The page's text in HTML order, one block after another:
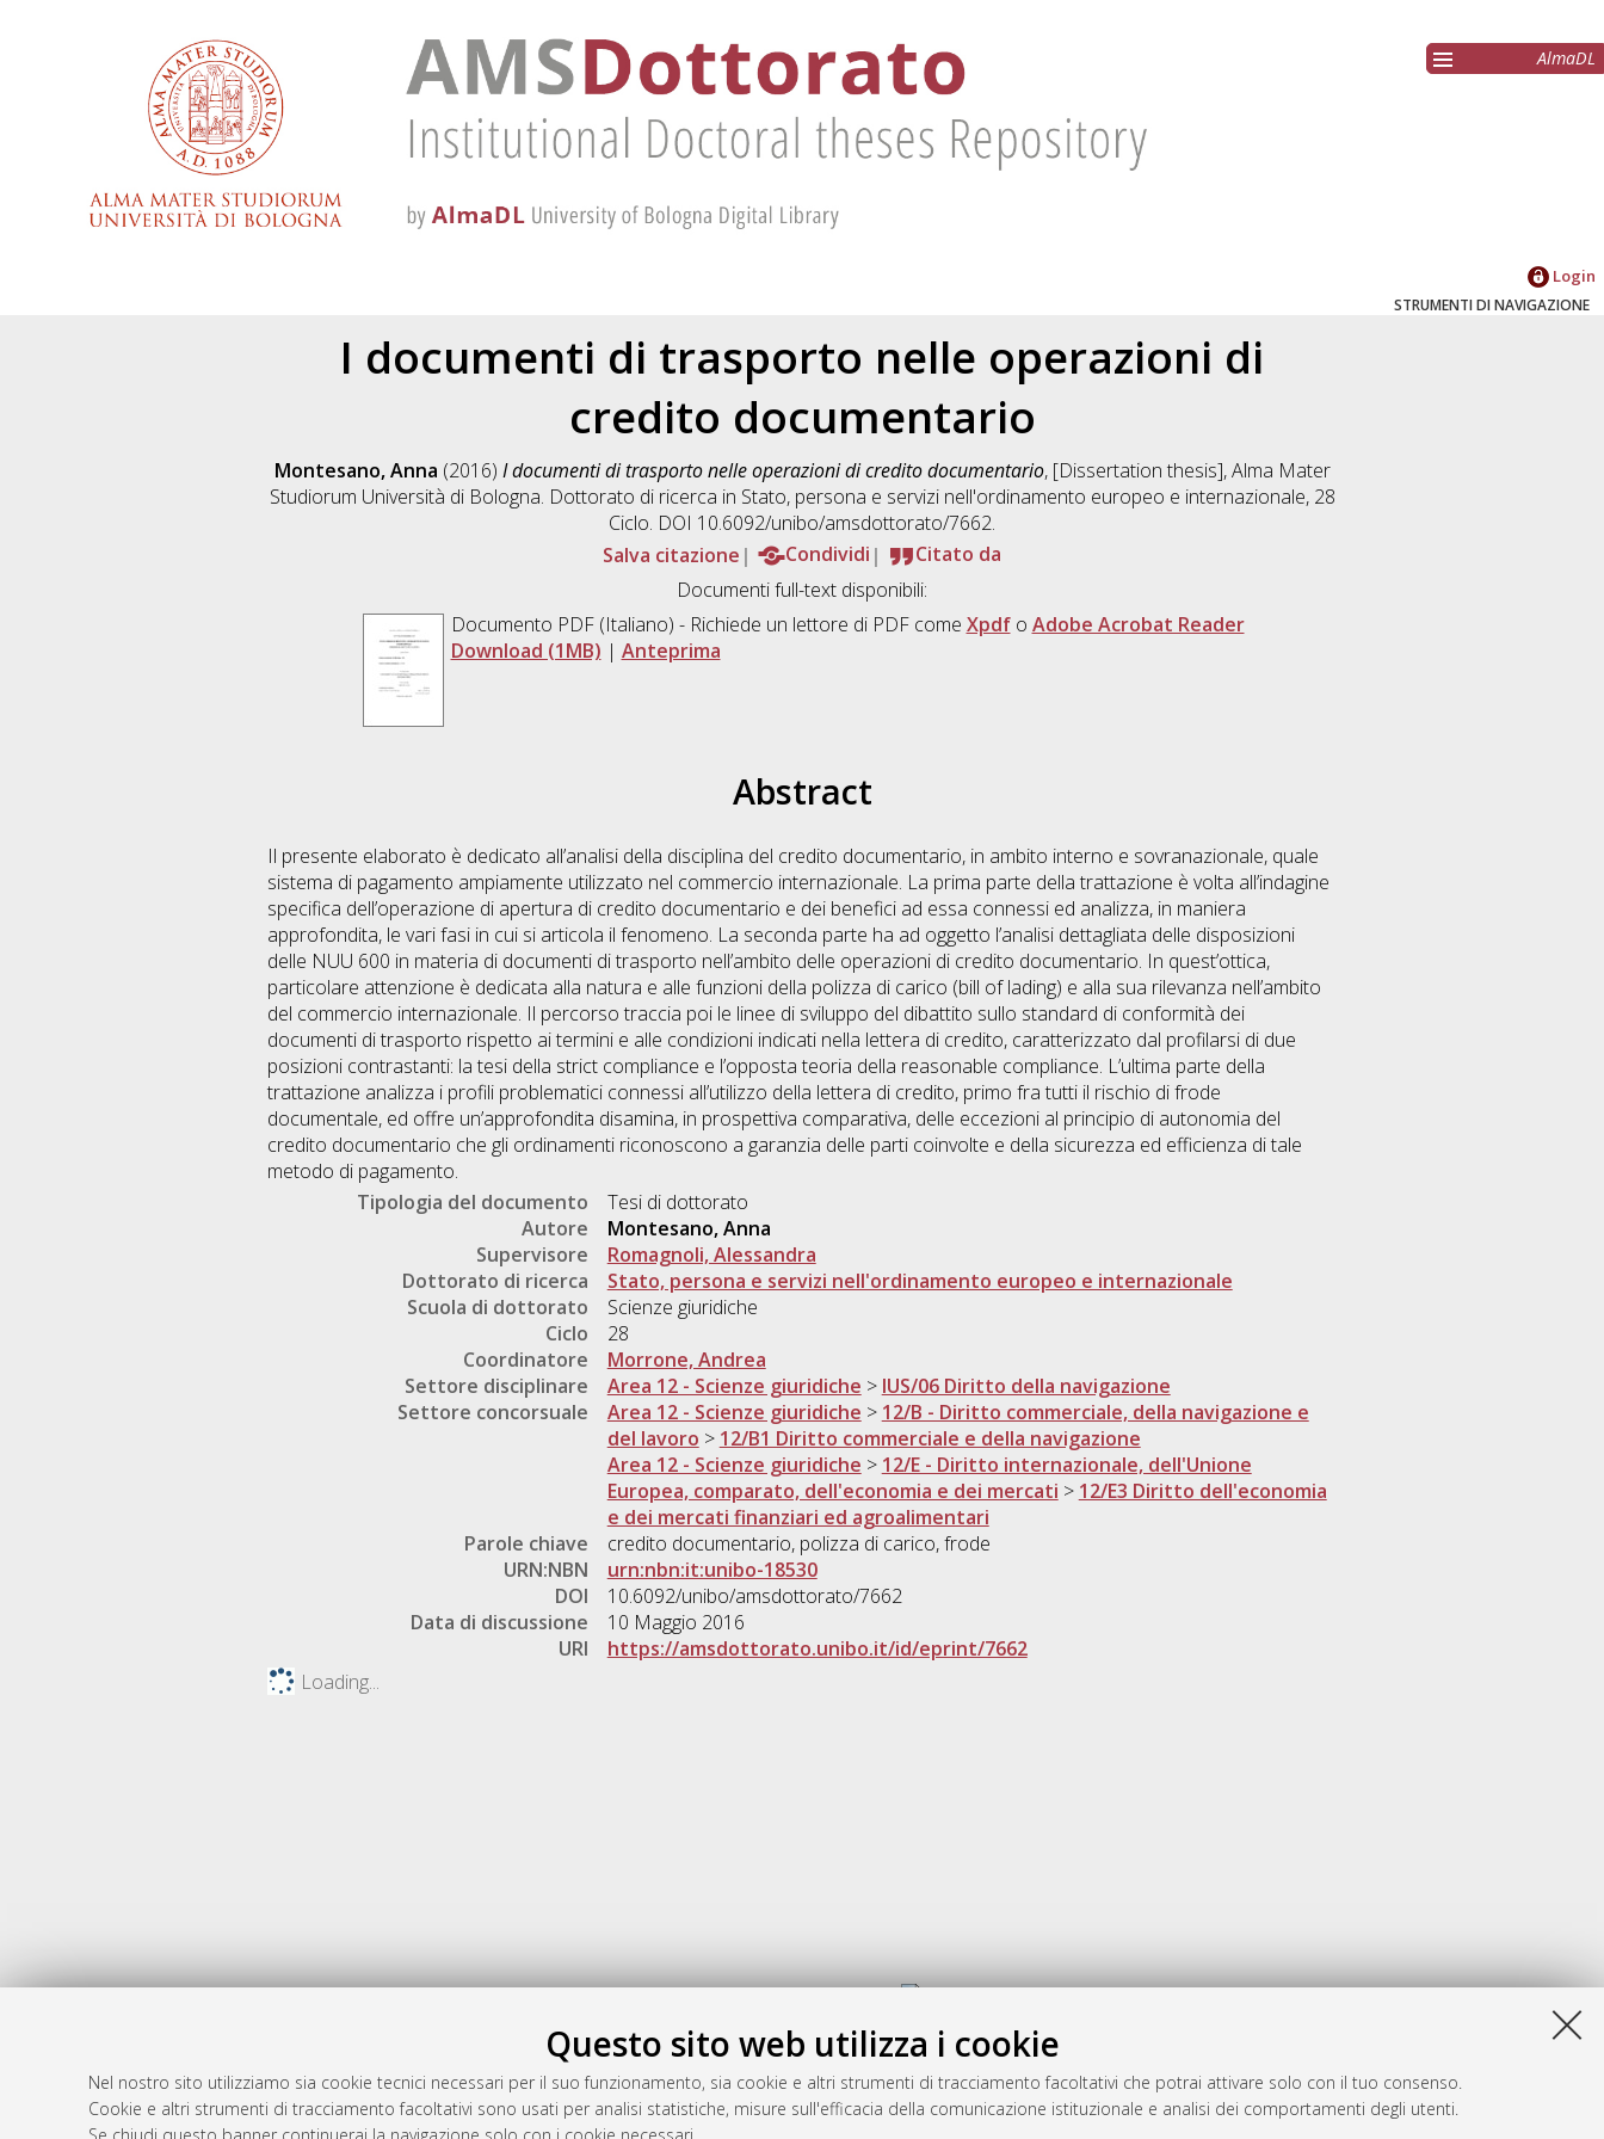
Questo sito web utilizza i cookie
Nel nostro sito utilizziamo sia cookie tecnici necessari per il suo funzionamento, sia cookie e altri strumenti di tracciamento facoltativi che potrai attivare solo con il tuo consenso.
Cookie e altri strumenti di tracciamento facoltativi sono usati per analisi statistiche, misure sull'efficacia della comunicazione istituzionale e analisi dei comportamenti degli utenti.
AlmaDL
Login
STRUMENTI DI NAVIGAZIONE
I documenti di trasporto nelle operazioni di
credito documentario
Montesano, Anna (2016) I documenti di trasporto nelle operazioni di credito documentario, [Dissertation thesis], Alma Mater
Studiorum Università di Bologna. Dottorato di ricerca in Stato, persona e servizi nell'ordinamento europeo e internazionale, 28
Ciclo. DOI 10.6092/unibo/amsdottorato/7662.
Salva citazione
Condividi
Citato da
Documenti full-text disponibili:
Documento PDF(Italiano) - Richiede un lettore di PDF come Xpdfo Adobe Acrobat Reader
Download (1MB) | Anteprima
Abstract
Il presente elaborato è dedicato all’analisi della disciplina del credito documentario, in ambito interno e sovranazionale, quale
sistema di pagamento ampiamente utilizzato nel commercio internazionale. La prima parte della trattazione è volta all’indagine
specifica dell’operazione di apertura di credito documentario e dei benefici ad essa connessi ed analizza, in maniera
approfondita, le vari fasi in cui si articola il fenomeno. La seconda parte ha ad oggetto l’analisi dettagliata delle disposizioni
delle NUU 600 in materia di documenti di trasporto nell’ambito delle operazioni di credito documentario. In quest’ottica,
particolare attenzione è dedicata alla natura e alle funzioni della polizza di carico (bill of lading) e alla sua rilevanza nell’ambito
del commercio internazionale. Il percorso traccia poi le linee di sviluppo del dibattito sullo standard di conformità dei
documenti di trasporto rispetto ai termini e alle condizioni indicati nella lettera di credito, caratterizzato dal profilarsi di due
posizioni contrastanti: la tesi della strict compliance e l’opposta teoria della reasonable compliance. L’ultima parte della
trattazione analizza i profili problematici connessi all’utilizzo della lettera di credito, primo fra tutti il rischio di frode
documentale, ed offre un’approfondita disamina, in prospettiva comparativa, delle eccezioni al principio di autonomia del
credito documentario che gli ordinamenti riconoscono a garanzia delle parti coinvolte e della sicurezza ed efficienza di tale
metodo di pagamento.
Tipologia del documento
Tesi di dottorato
Autore
Montesano, Anna
Supervisore
Romagnoli, Alessandra
Dottorato di ricerca
Stato, persona e servizi nell'ordinamento europeo e internazionale
Scuola di dottorato
Scienze giuridiche
Ciclo
28
Coordinatore
Morrone, Andrea
Settore disciplinare
Area 12 - Scienze giuridiche > IUS/06 Diritto della navigazione
Settore concorsuale
Area 12 - Scienze giuridiche > 12/B - Diritto commerciale, della navigazione e
del lavoro > 12/B1 Diritto commerciale e della navigazione
Area 12 - Scienze giuridiche > 12/E - Diritto internazionale, dell'Unione
Europea, comparato, dell'economia e dei mercati > 12/E3 Diritto dell'economia
e dei mercati finanziari ed agroalimentari
Parole chiave
credito documentario, polizza di carico, frode
URN:NBN
urn:nbn:it:unibo-18530
DOI
10.6092/unibo/amsdottorato/7662
Data di discussione
10 Maggio 2016
URI
https://amsdottorato.unibo.it/id/eprint/7662
Loading...
Atom
Rss 1.0
AMS Dottorato
ISSN: 2038-7946